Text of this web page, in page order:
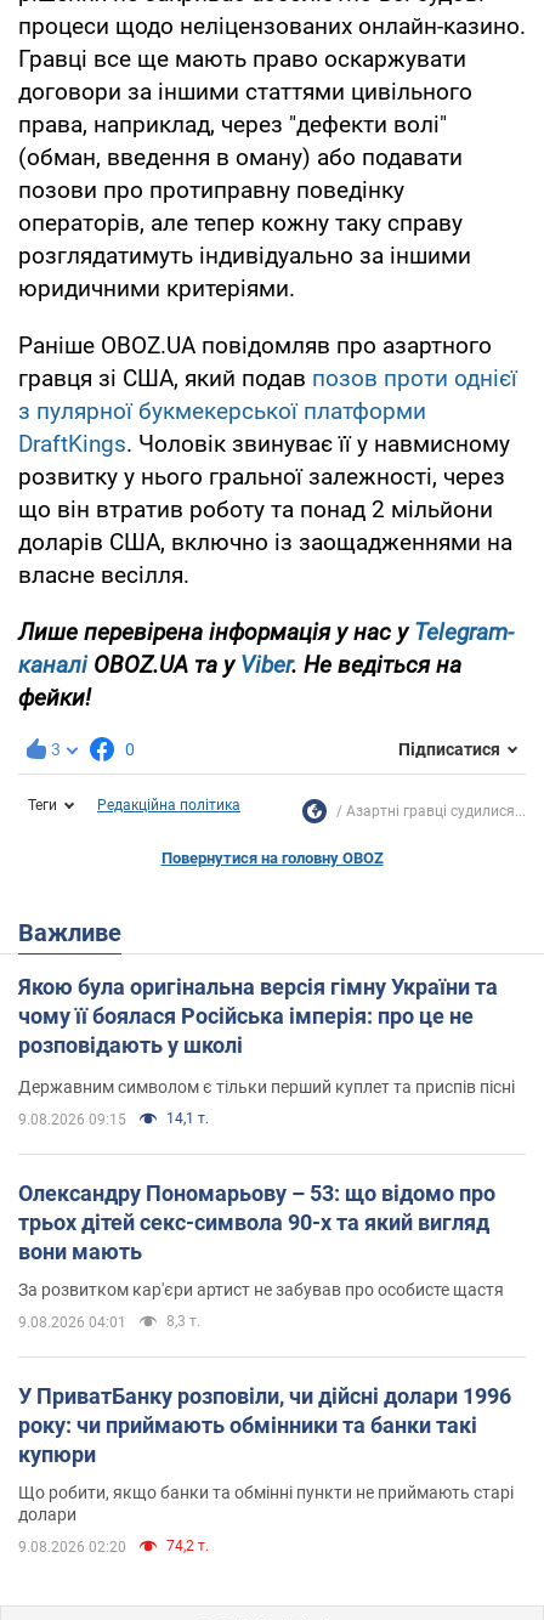
процеси щодо неліцензованих онлайн-казино.
Гравці все ще мають право оскаржувати
договори за іншими статтями цивільного
права, наприклад, через "дефекти волі"
(обман, введення в оману) або подавати
позови про протиправну поведінку
операторів, але тепер кожну таку справу
розглядатимуть індивідуально за іншими
юридичними критеріями.
Раніше OBOZ.UA повідомляв про азартного
гравця зі США, який подав позов проти однієї
з пулярної букмекерської платформи
DraftKings. Чоловік звинуває її у навмисному
розвитку у нього гральної залежності, через
що він втратив роботу та понад 2 мільйони
доларів США, включно із заощадженнями на
власне весілля.
Лише перевірена інформація у нас уTelegram-
каналіOBOZ.UA та уViber. Не ведіться на
фейки!
3 0 Підписатися
Теги Редакційна політика Азартні гравці судилися...
Повернутися на головну OBOZ
Важливе
Якою була оригінальна версія гімну України та
чому її боялася Російська імперія: про це не
розповідають у школі
Державним символом є тільки перший куплет та приспів пісні
9.08.2026 09:15 14,1 т.
Олександру Пономарьову – 53: що відомо про
трьох дітей секс-символа 90-х та який вигляд
вони мають
За розвитком кар'єри артист не забував про особисте щастя
9.08.2026 04:01 8,3 т.
У ПриватБанку розповіли, чи дійсні долари 1996
року: чи приймають обмінники та банки такі
купюри
Що робити, якщо банки та обмінні пункти не приймають старі
долари
9.08.2026 02:20 74,2 т.